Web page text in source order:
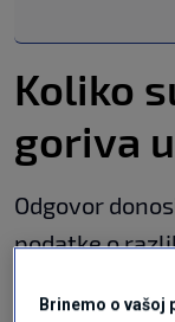
Koliko
goriva
Odgovor
podatke o
Brinemo o vašoj